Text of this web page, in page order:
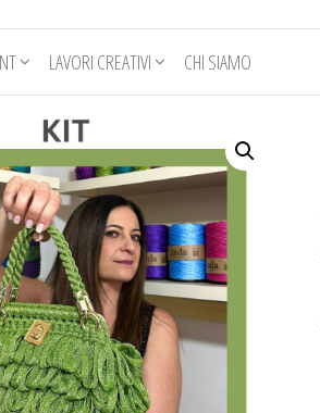
LAVORI CREATIVI CHI SIAMO